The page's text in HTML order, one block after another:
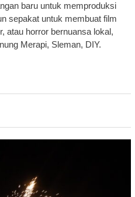
baru untuk memproduksi
sepakat untuk membuat film
atau horror bernuansa lokal,
Merapi, Sleman, DIY.